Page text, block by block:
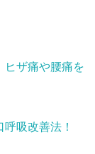
ヒザ痛や腰痛を
吸改善法！